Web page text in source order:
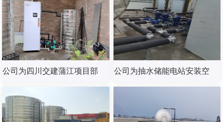
公司为四川交建蒲江项目部 公司为抽水储能电站安装空